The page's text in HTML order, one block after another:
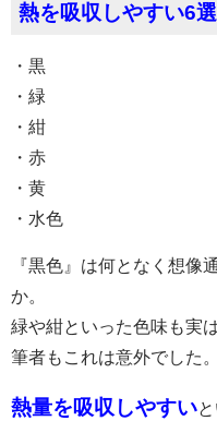
熱を吸収しやすい6選
・黒
・緑
・紺
・赤
・黄
・水色
『黒色』は何となく想像
か。
緑や紺といった色味も実
筆者もこれは意外でした。
熱量を吸収しやすい